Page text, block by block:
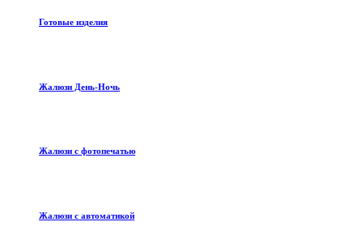
Готовые изделия
Жалюзи День-Ночь
Жалюзи с фотопечатью
Жалюзи с автоматикой